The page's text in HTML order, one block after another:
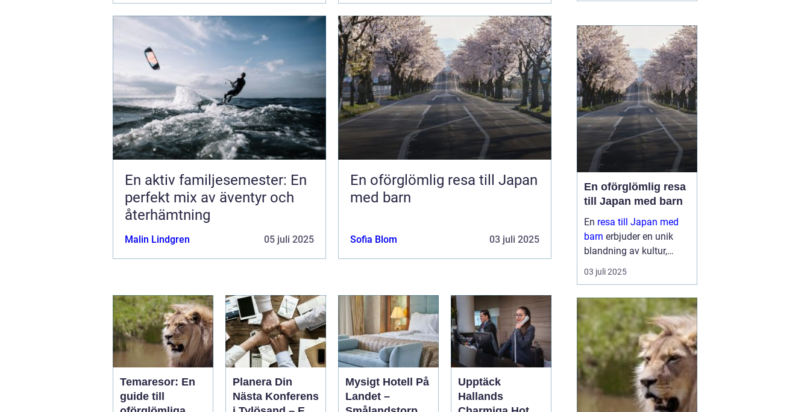
En aktiv familjesemester: En
perfekt mix av äventyr och
återhämtning
Malin Lindgren 05 juli 2025
En oförglömlig resa till Japan
med barn
Sofia Blom 03 juli 2025
Temaresor: En
guide till
Planera Din
Nästa Konferens
Mysigt Hotell På
Landet –
Upptäck
Hallands
strävar efter att
tillfredsställa alla
familjemedlemmars
önskemål. En05 juli
2025
En oförglömlig resa
till Japan med barn
En resa till Japan med
barn erbjuder en unik
blandning av kultur,
historia och naturliga
skönheter. Landet är
renlighet oc...
03 juli 2025